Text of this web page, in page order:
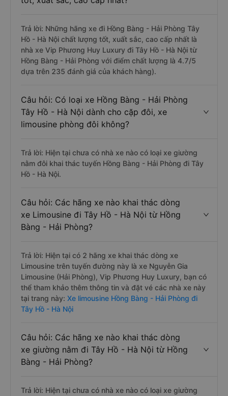
Trả lời: Những hãng xe đi Hồng Bàng - Hải Phòng Tây
Hồ - Hà Nội chất lượng tốt, xuất sắc, cao cấp nhất là
nhà xe Vip Phương Huy Luxury đi Tây Hồ - Hà Nội từ
Hồng Bàng - Hải Phòng với điểm chất lượng là 4.7/5
dựa trên 235 đánh giá của khách hàng).
Câu hỏi: Có loại xe Hồng Bàng - Hải Phòng
Tây Hồ - Hà Nội dành cho cặp đôi, xe
limousine phòng đôi không?
Trả lời: Hiện tại chưa có nhà xe nào có loại xe giường
nằm đôi khai thác tuyến Hồng Bàng - Hải Phòng đi Tây
Hồ - Hà Nội.
Câu hỏi: Các hãng xe nào khai thác dòng
xe Limousine đi Tây Hồ - Hà Nội từ Hồng
Bàng - Hải Phòng?
Trả lời: Hiện tại có 2 hãng xe khai thác dòng xe
Limousine trên tuyến đường này là xe Nguyễn Gia
Limousine (Hải Phòng), Vip Phương Huy Luxury, bạn có
thể tham khảo thêm thông tin và đặt vé các nhà xe này
tại trang này: Xe limousine Hồng Bàng - Hải Phòng đi
Tây Hồ - Hà Nội
Câu hỏi: Các hãng xe nào khai thác dòng
xe giường nằm đi Tây Hồ - Hà Nội từ Hồng
Bàng - Hải Phòng?
Trả lời: Hiện tại chưa có nhà xe nào có loại xe giường